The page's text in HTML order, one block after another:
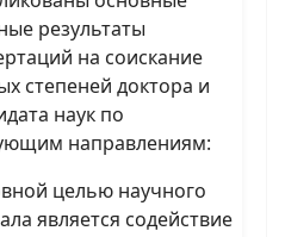
результаты
на соискание
степеней доктора и
наук по
направлениям:
целью научного
является содействие